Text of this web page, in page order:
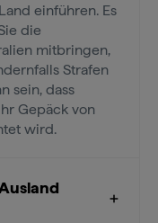
einführen. Es
die
mitbringen,
Strafen
sein, dass
Gepäck von
wird.